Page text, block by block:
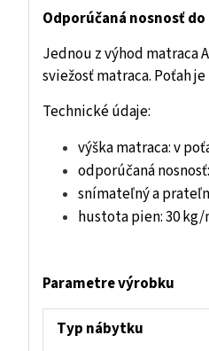
Odporúčaná nosnosť do
Jednou z výhod matraca
sviežosť matraca. Poťah
Technické údaje:
výška matraca: v
odporúčaná
snímateľný a
hustota pien: 30 kg/
Parametre výrobku
Typ nábytku